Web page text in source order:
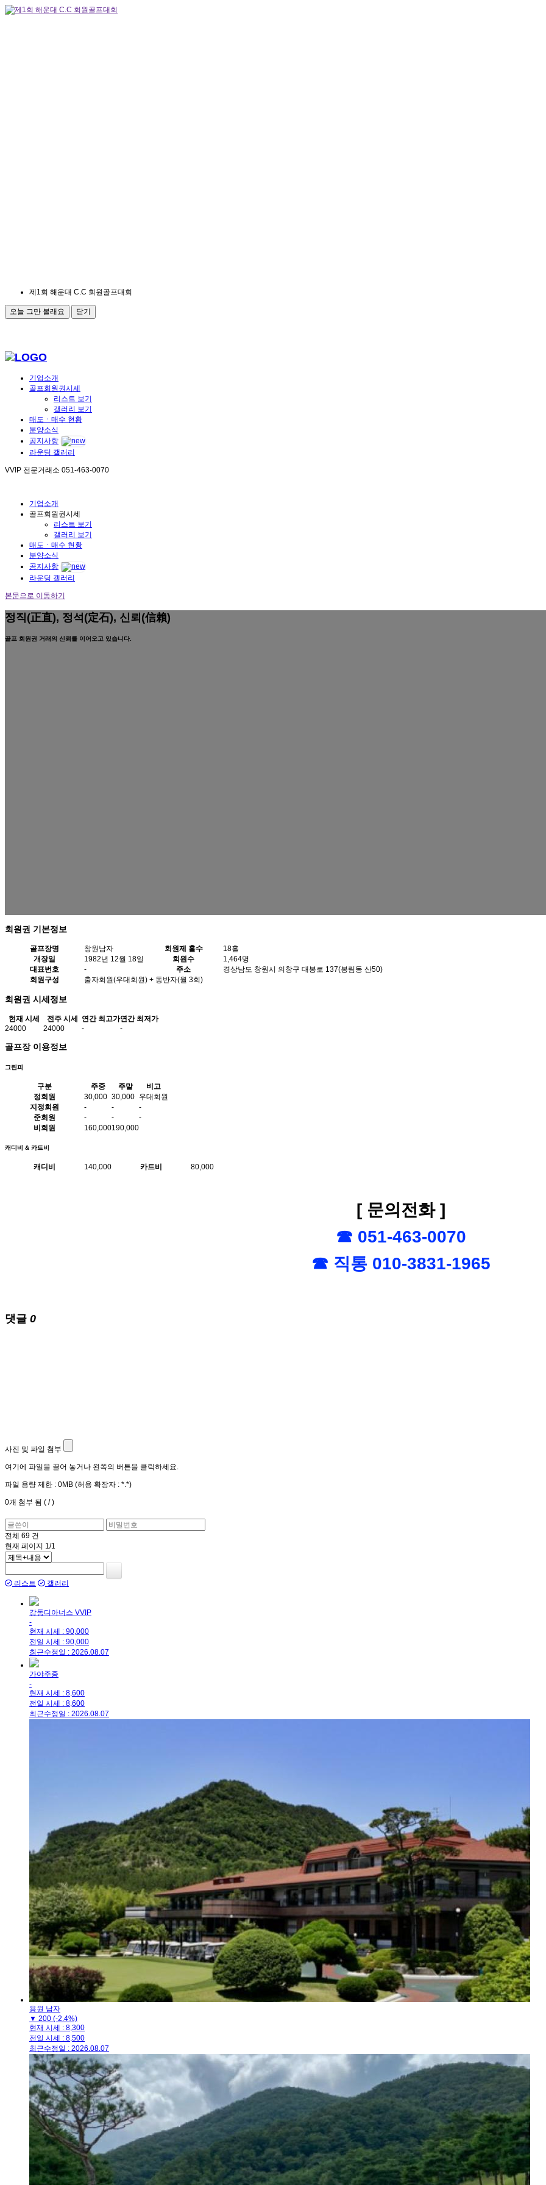
제1회 해운대 C.C 회원골프대회
오늘 그만 볼래요 닫기
기업소개
골프회원권시세
리스트 보기
갤러리 보기
매도ㆍ매수 현황
분양소식
공지사항
라운딩 갤러리
VVIP 전문거래소 051-463-0070
기업소개
골프회원권시세
리스트 보기
갤러리 보기
매도ㆍ매수 현황
분양소식
공지사항
라운딩 갤러리
본문으로 이동하기
정직(正直), 정석(定石), 신뢰(信賴)
골프 회원권 거래의 신뢰를 이어오고 있습니다.
회원권 기본정보
골프장명 창원남자 회원제 홀수
18홀
개장일
1982년 12월 18일 회원수
1,464명
대표번호
- 주소
경상남도 창원시 의창구 대봉로 137(봉림동 산50)
회원구성
출자회원(우대회원) + 동반자(월 3회)
회원권 시세정보
현재 시세 전주 시세 연간 최고가연간 최저가
24000
24000 - -
골프장 이용정보
그린피
구분 주중 주말
비고
정회원
30,000 30,000 우대회원
지정회원
- -
-
준회원
- -
-
비회원
160,000190,000
캐디비 & 카트비
캐디비 140,000 카트비 80,000
[ 문의전화 ]
☎ 051-463-0070
☎ 직통 010-3831-1965
댓글 0
사진 및 파일 첨부
여기에 파일을 끌어 놓거나 왼쪽의 버튼을 클릭하세요.
파일 용량 제한 : 0MB (허용 확장자 : *.*)
0개 첨부 됨 ( /)
전체 69 건
현재 페이지 1/1
리스트 갤러리
강동디아너스 VVIP
-
현재 시세 : 90,000
전일 시세 : 90,000
최근수정일 : 2026.08.07
가야주중
-
현재 시세 : 8,600
전일 시세 : 8,600
최근수정일 : 2026.08.07
용원 남자
▼ 200 (-2.4%)
현재 시세 : 8,300
전일 시세 : 8,500
최근수정일 : 2026.08.07